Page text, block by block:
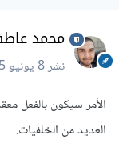
محمد
نشر8 يونيو 2025
الأمر سيكون بالفعل
العديد من الخلفيات.